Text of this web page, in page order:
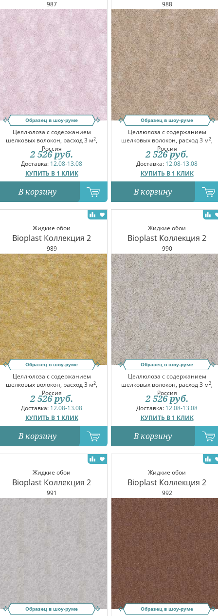
987
Образец в шоу-руме
Целлюлоза с содержанием
шелковых волокон, расход 3 м2,
Россия
Доставка: 12.08-13.08
КУПИТЬ В 1 КЛИК
2 526 руб.
В корзину
988
Образец в шоу-руме
Целлюлоза с содержанием
шелковых волокон, расход 3 м2,
Россия
Доставка: 12.08-13.08
КУПИТЬ В 1 КЛИК
2 526 руб.
В корзину
Жидкие обои
Bioplast Коллекция 2
989
Образец в шоу-руме
Целлюлоза с содержанием
шелковых волокон, расход 3 м2,
Россия
Доставка: 12.08-13.08
КУПИТЬ В 1 КЛИК
2 526 руб.
В корзину
Жидкие обои
Bioplast Коллекция 2
990
Образец в шоу-руме
Целлюлоза с содержанием
шелковых волокон, расход 3 м2,
Россия
Доставка: 12.08-13.08
КУПИТЬ В 1 КЛИК
2 526 руб.
В корзину
Жидкие обои
Bioplast Коллекция 2
991
Образец в шоу-руме
Жидкие обои
Bioplast Коллекция 2
992
Образец в шоу-руме